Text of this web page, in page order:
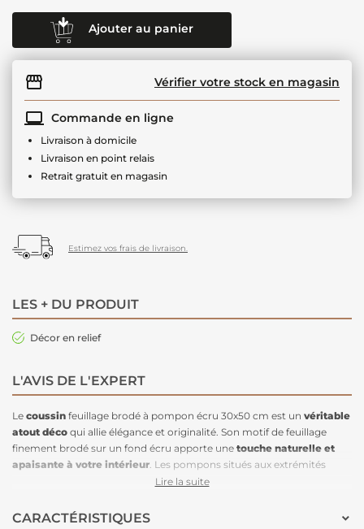
Ajouter au panier
Vérifier votre stock en magasin
Commande en ligne
Livraison à domicile
Livraison en point relais
Retrait gratuit en magasin
Estimez vos frais de livraison.
LES + DU PRODUIT
Décor en relief
L'AVIS DE L'EXPERT
Le coussin feuillage brodé à pompon écru 30x50 cm est un véritable
atout déco qui allie élégance et originalité. Son motif de feuillage
finement brodé sur un fond écru apporte une touche naturelle et
apaisante à votre intérieur . Les pompons situés aux extrémités
ajoutent une note bohème et tendance, créant un contraste subtil et
est parfait pour habiller un canapé
Lire la suite
CARACTÉRISTIQUES